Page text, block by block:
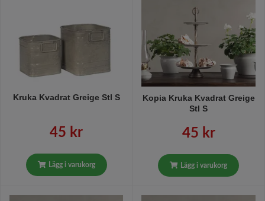
Kruka Kvadrat Greige Stl S
45 kr
Lägg i varukorg
Kopia Kruka Kvadrat Greige
Stl S
45 kr
Lägg i varukorg